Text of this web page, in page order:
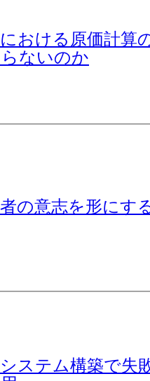
おける原価計算
ないのか
の意志を形にす
ステム構築で失